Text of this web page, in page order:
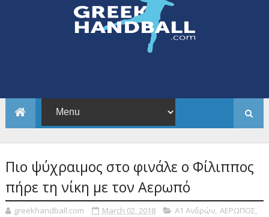
Πιο ψύχραιμος στο φινάλε ο Φίλιππος
πήρε τη νίκη με τον Αερωπό
greekhandball.com March 02, 2018 Α1 Ανδρών, ΑΕΡΩΠΟΣ,